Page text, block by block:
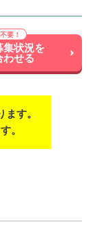
集状況を
わせる
す。
。